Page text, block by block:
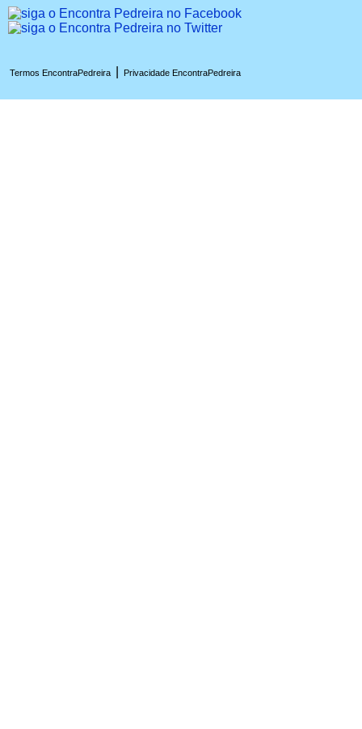
Termos EncontraPedreira Privacidade EncontraPedreira